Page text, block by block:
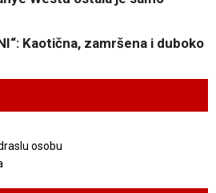
Kaotična, zamršena i duboko
osobu